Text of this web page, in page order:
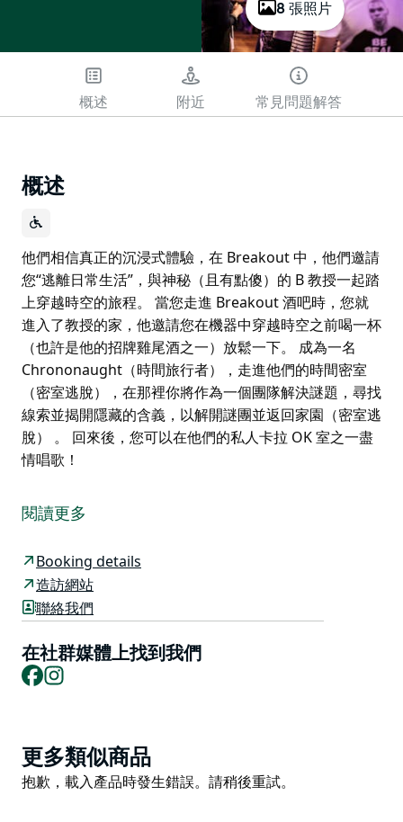
8 張照片
概述 附近 常見問題解答
概述
他們相信真正的沉浸式體驗，在 Breakout 中，他們邀請
您“逃離日常生活”，與神秘（且有點傻）的 B 教授一起踏
上穿越時空的旅程。 當您走進 Breakout 酒吧時，您就
進入了教授的家，他邀請您在機器中穿越時空之前喝一杯
（也許是他的招牌雞尾酒之一）放鬆一下。 成為一名
Chrononaught（時間旅行者），走進他們的時間密室
（密室逃脫），在那裡你將作為一個團隊解決謎題，尋找
線索並揭開隱藏的含義，以解開謎團並返回家園（密室逃
脫） 。 回來後，您可以在他們的私人卡拉 OK 室之一盡
情唱歌！
您“逃離日常生活”，與神秘（且有點傻）的 B 教授一起踏
上穿越時空的旅程。
當您走進 Breakout 酒吧時，您就進入了教授的家，他邀
請您在機器中穿越時空之前喝一杯（也許是他的招牌雞尾
酒之一）放鬆一下。
間密室（密室逃脫），在那裡你將作為一個團隊解決謎
題，尋找線索並揭開隱藏的含義，以解開謎團並返回家園
閱讀更多
Booking details
造訪網站
聯絡我們
在社群媒體上找到我們
Facebook
Product
List
更多類似商品
Product
抱歉，載入產品時發生錯誤。請稍後重試。